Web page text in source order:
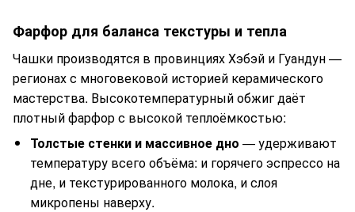
Фарфор для баланса текстуры и тепла
Чашки производятся в провинциях Хэбэй и Гуандун —
регионах с многовековой историей керамического
мастерства. Высокотемпературный обжиг даёт
плотный фарфор с высокой теплоёмкостью:
Толстые стенки и массивное дно — удерживают
температуру всего объёма: и горячего эспрессо на
дне, и текстурированного молока, и слоя
микропены наверху.